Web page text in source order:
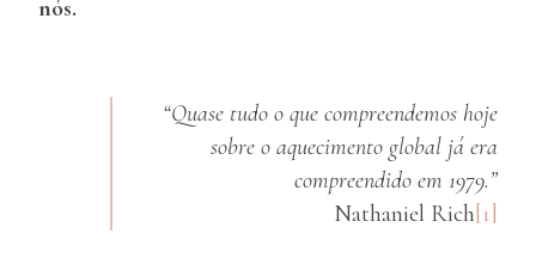
nós.
“Quase tudo o que compreendemos hoje
sobre o aquecimento global já era
compreendido em 1979.”
Nathaniel Rich[1]